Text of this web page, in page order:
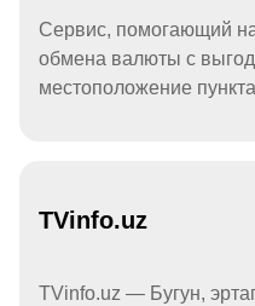
Сервис, помогающий
обмена валюты с
местоположение
TVinfo.uz
TVinfo.uz — Бугун,